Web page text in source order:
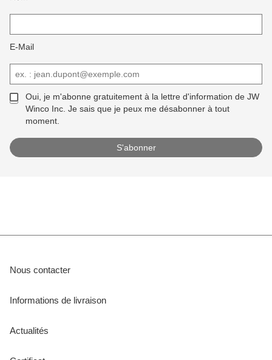
E-Mail
Oui, je m'abonne gratuitement à la lettre d'information de JW
Winco Inc. Je sais que je peux me désabonner à tout
moment.
Nous contacter
Informations de livraison
Actualités